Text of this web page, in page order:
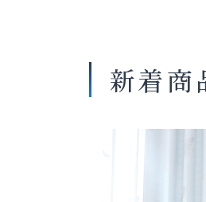
新着商